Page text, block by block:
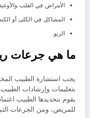
الأمراض في القلب
المشاكل في الكلى أو
الربو.
ما هي جرعات
بتعليمات وإرشادات
يقوم بتحديدها الطبيب
للمريض، ومن الجرعات